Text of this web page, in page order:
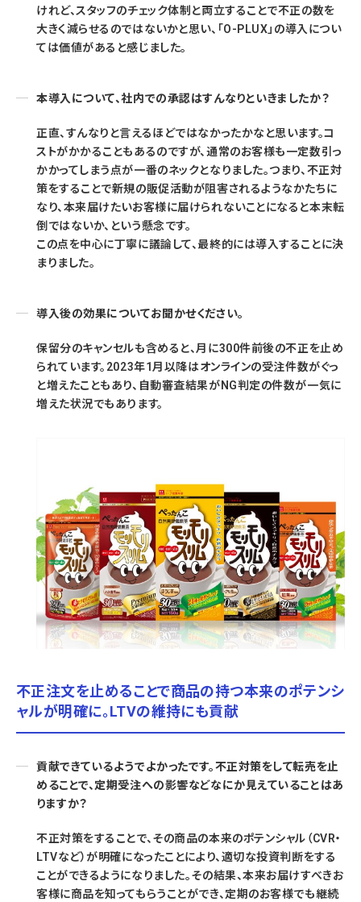
けれど、スタッフのチェック体制と両立することで不正の数を
大きく減らせるのではないかと思い、「O-PLUX」の導入につい
ては価値があると感じました。
本導入について、社内での承認はすんなりといきましたか？
正直、すんなりと言えるほどではなかったかなと思います。コ
ストがかかることもあるのですが、通常のお客様も一定数引っ
かかってしまう点が一番のネックとなりました。つまり、不正対
策をすることで新規の販促活動が阻害されるようなかたちに
なり、本来届けたいお客様に届けられないことになると本末転
倒ではないか、という懸念です。
この点を中心に丁寧に議論して、最終的には導入することに決
まりました。
導入後の効果についてお聞かせください。
保留分のキャンセルも含めると、月に300件前後の不正を止め
られています。2023年1月以降はオンラインの受注件数がぐっ
と増えたこともあり、自動審査結果がNG判定の件数が一気に
増えた状況でもあります。
不正注文を止めることで商品の持つ本来のポテンシ
ャルが明確に。LTVの維持にも貢献
貢献できているようでよかったです。不正対策をして転売を止
めることで、定期受注への影響などなにか見えていることはあ
りますか？
不正対策をすることで、その商品の本来のポテンシャル（CVR・
LTVなど）が明確になったことにより、適切な投資判断をする
ことができるようになりました。その結果、本来お届けすべきお
客様に商品を知ってもらうことができ、定期のお客様でも継続